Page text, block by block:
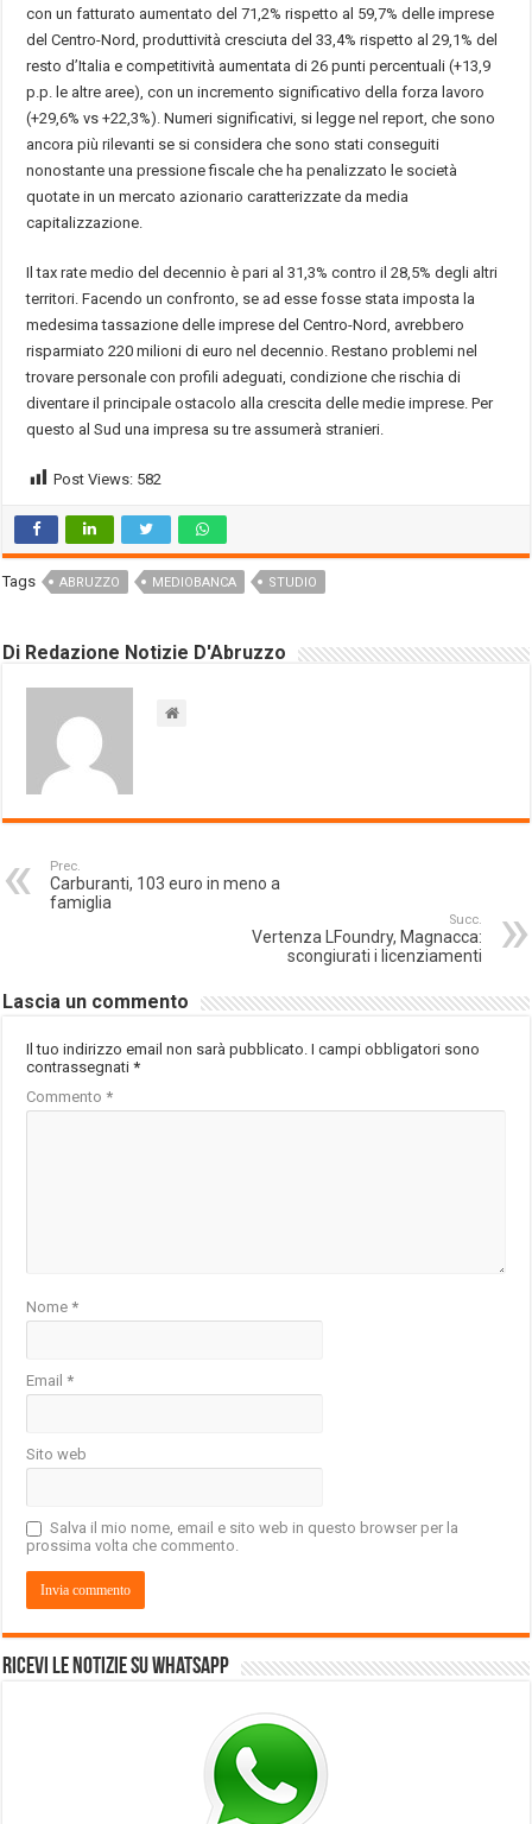
con un fatturato aumentato del 71,2% rispetto al 59,7% delle imprese
del Centro-Nord, produttività cresciuta del 33,4% rispetto al 29,1% del
resto d’Italia e competitività aumentata di 26 punti percentuali (+13,9
p.p. le altre aree), con un incremento significativo della forza lavoro
(+29,6% vs +22,3%). Numeri significativi, si legge nel report, che sono
ancora più rilevanti se si considera che sono stati conseguiti
nonostante una pressione fiscale che ha penalizzato le società
quotate in un mercato azionario caratterizzate da media
capitalizzazione.
Il tax rate medio del decennio è pari al 31,3% contro il 28,5% degli altri
territori. Facendo un confronto, se ad esse fosse stata imposta la
medesima tassazione delle imprese del Centro-Nord, avrebbero
risparmiato 220 milioni di euro nel decennio. Restano problemi nel
trovare personale con profili adeguati, condizione che rischia di
diventare il principale ostacolo alla crescita delle medie imprese. Per
questo al Sud una impresa su tre assumerà stranieri.
Post Views: 582
Tags ABRUZZO MEDIOBANCA STUDIO
Di Redazione Notizie D'Abruzzo
Prec.
Carburanti, 103 euro in meno a
famiglia
Succ.
Vertenza LFoundry, Magnacca:
scongiurati i licenziamenti
Lascia un commento
Il tuo indirizzo email non sarà pubblicato. I campi obbligatori sono
contrassegnati*
Commento*
Nome*
Email*
Sito web
Salva il mio nome, email e sito web in questo browser per la
prossima volta che commento.
Ricevi le notizie su Whatsapp